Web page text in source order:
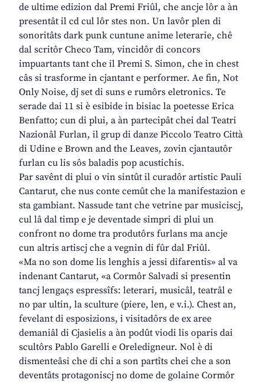
de ultime edizion dal Premi Friûl, che ancje lôr a àn
presentât il cd cul lôr stes non. Un lavôr plen di
sonoritâts dark punk cuntune anime leterarie, chê
dal scritôr Checo Tam, vincidôr di concors
impuartants tant che il Premi S. Simon, che in chest
câs si trasforme in cjantant e performer. Ae fin, Not
Only Noise, dj set di suns e rumôrs eletronics. Te
serade dai 11 si è esibide in bisiac la poetesse Erica
Benfatto; cun di plui, a àn partecipât chei dal Teatri
Nazionâl Furlan, il grup di danze Piccolo Teatro Città
di Udine e Brown and the Leaves, zovin cjantautôr
furlan cu lis sôs baladis pop acustichis.
Par savênt di plui o vin sintût il curadôr artistic Pauli
Cantarut, che nus conte cemût che la manifestazion e
sta gambiant. Nassude tant che vetrine par musiciscj,
cul lâ dal timp e je deventade simpri di plui un
confront no dome tra produtôrs furlans ma ancje
cun altris artiscj che a vegnin di fûr dal Friûl.
«Ma no son dome lis lenghis a jessi difarentis» al va
indenant Cantarut, «a Cormôr Salvadi si presentin
tancj lengaçs espressîfs: leterari, musicâl, teatrâl e
no par ultin, la sculture (piere, len, e v.i.). Chest an,
fevelant di esposizions, i visitadôrs de ex aree
demaniâl di Cjasielis a àn podût viodi lis oparis dai
scultôrs Pablo Garelli e Oreledigneur. Nol è di
dismenteâsi che di chi a son partîts chei che a son
deventâts protagoniscj no dome de golaine Cormôr